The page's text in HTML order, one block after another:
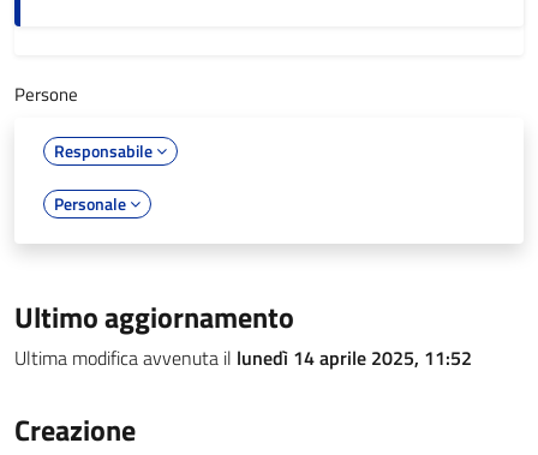
Persone
Responsabile
Personale
Ultimo aggiornamento
Ultima modifica avvenuta il lunedì 14 aprile 2025, 11:52
Creazione